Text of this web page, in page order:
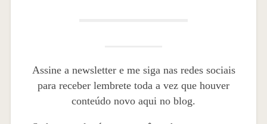
Assine a newsletter e me siga nas redes sociais
para receber lembrete toda a vez que houver
conteúdo novo aqui no blog.